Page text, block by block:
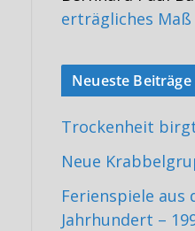
erträgliches
Neueste Beiträge
Trockenheit
Neue
Ferienspiele aus
Jahrhundert –